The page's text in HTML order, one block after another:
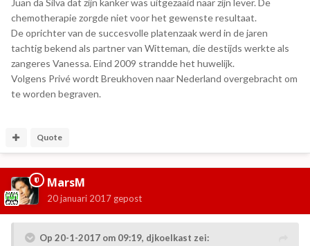
chemotherapie zorgde niet voor het gewenste resultaat.
De oprichter van de succesvolle platenzaak werd in de jaren
tachtig bekend als partner van Witteman, die destijds werkte als
zangeres Vanessa. Eind 2009 strandde het huwelijk.
Volgens Privé wordt Breukhoven naar Nederland overgebracht om
te worden begraven.
Quote
MarsM
20 januari 2017 gepost
Op 20-1-2017 om 09:19, djkoelkast zei: